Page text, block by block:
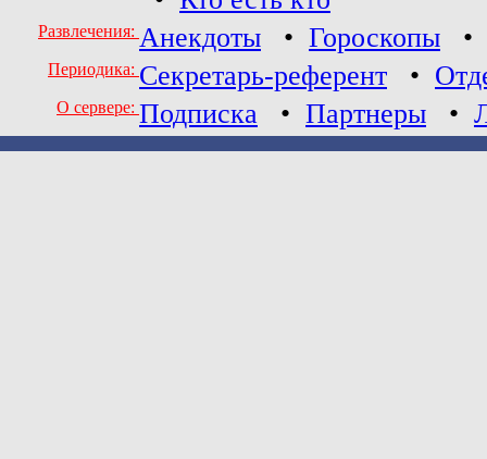
Развлечения: Анекдоты • Гороскопы •
Периодика: Секретарь-референт •
О сервере: Подписка • Партнеры •